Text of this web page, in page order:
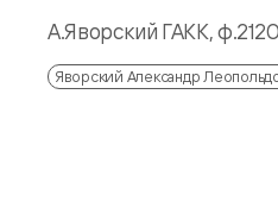
А.Яворский ГАКК,
Яворский Александр